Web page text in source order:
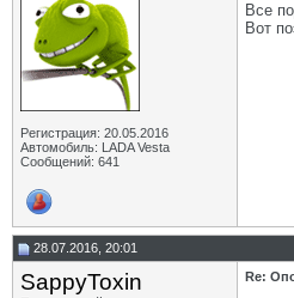
Регистрация: 20.05.2016
Автомобиль: LADA Vesta
Сообщений: 641
Все
Вот
28.07.2016, 20:01
SappyToxin Re: